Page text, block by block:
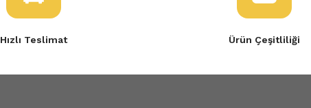
Hızlı Teslimat Ürün Çeşitliliği